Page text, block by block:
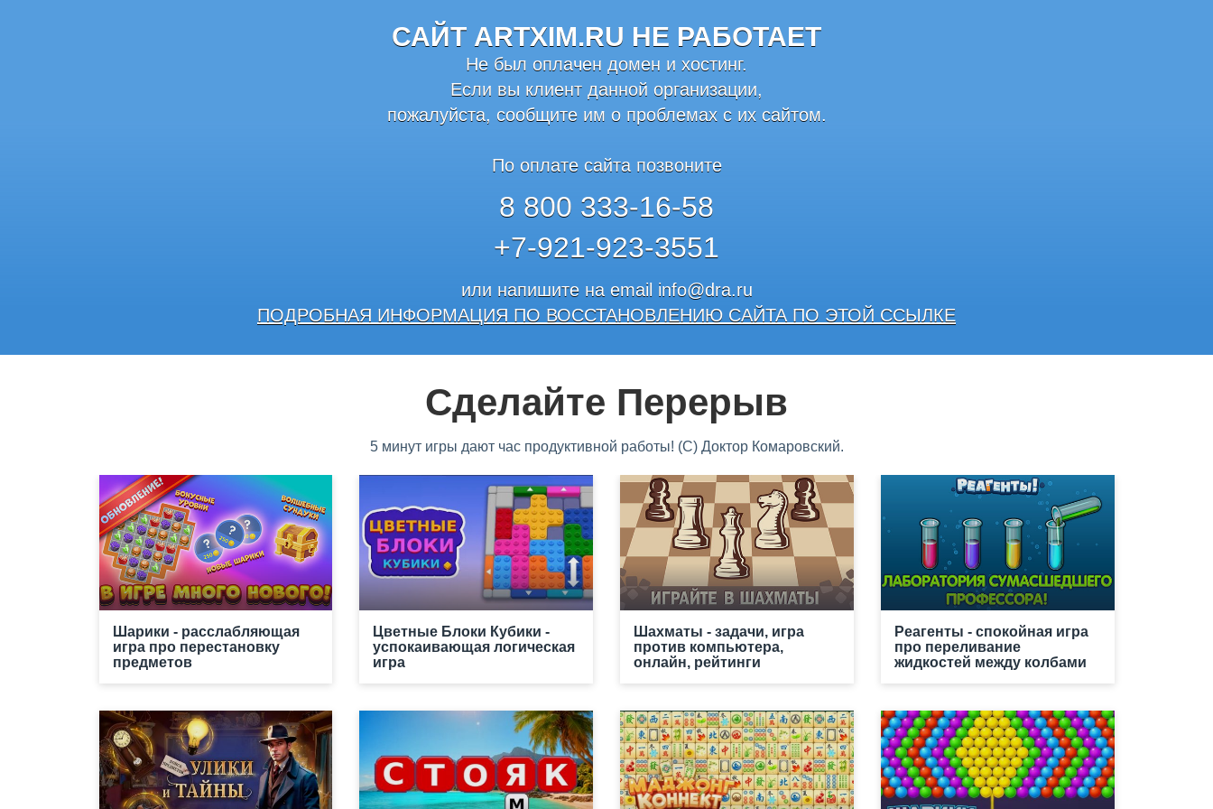
САЙТ ARTXIM.RU НЕ РАБОТАЕТ
Не был оплачен домен и хостинг.
Если вы клиент данной организации,
пожалуйста, сообщите им о проблемах с их сайтом.
По оплате сайта позвоните
8 800 333-16-58
+7-921-923-3551
или напишите на email info@dra.ru
ПОДРОБНАЯ ИНФОРМАЦИЯ ПО ВОССТАНОВЛЕНИЮ САЙТА ПО ЭТОЙ ССЫЛКЕ
Сделайте Перерыв
5 минут игры дают час продуктивной работы! (С) Доктор Комаровский.
Шарики - расслабляющая
игра про перестановку
предметов
Цветные Блоки Кубики -
успокаивающая логическая
игра
Шахматы - задачи, игра
против компьютера,
онлайн, рейтинги
Реагенты - спокойная игра
про переливание
жидкостей между колбами